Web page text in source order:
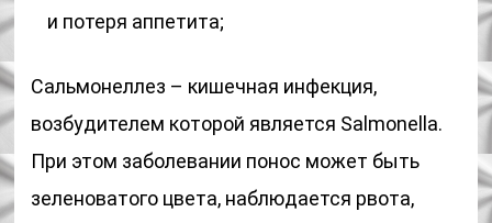
и потеря аппетита;
Сальмонеллез – кишечная инфекция,
возбудителем которой является Salmonella.
При этом заболевании понос может быть
зеленоватого цвета, наблюдается рвота,